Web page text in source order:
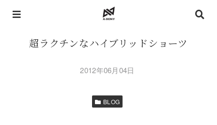
超ラクチンなハイブリッドショーツ
2012年06月04日
BLOG